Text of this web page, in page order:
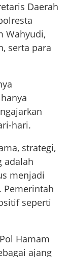
Daerah
Wahyudi,
serta para
hari.
strategi,
adalah
menjadi
Pemerintah
seperti
Hamam
ajang